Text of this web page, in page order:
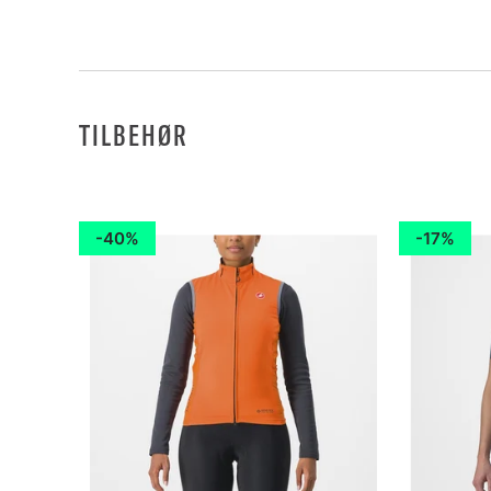
TILBEHØR
40% 17%